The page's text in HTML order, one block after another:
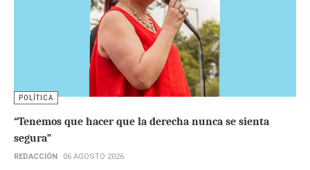
POLÍTICA
“Tenemos que hacer que la derecha nunca se sienta
segura”
REDACCIÓN 06 AGOSTO 2026